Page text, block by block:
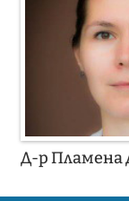
Д-р Пламена